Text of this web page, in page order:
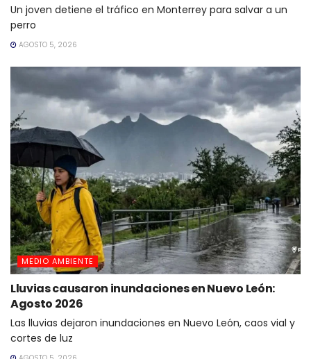
Un joven detiene el tráfico en Monterrey para salvar a un
perro
AGOSTO 5, 2026
MEDIO AMBIENTE
Lluvias causaron inundaciones en Nuevo León:
Agosto 2026
Las lluvias dejaron inundaciones en Nuevo León, caos vial y
cortes de luz